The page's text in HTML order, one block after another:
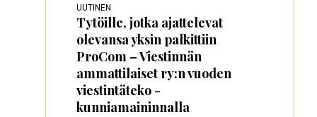
UUTINEN
Tytöille, jotka ajattelevat
olevansa yksin palkittiin
ProCom – Viestinnän
ammattilaiset ry:n vuoden
viestintäteko -
kunniamaininnalla